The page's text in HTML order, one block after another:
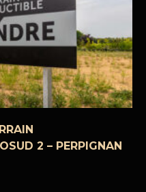
2 – PERPIGNAN